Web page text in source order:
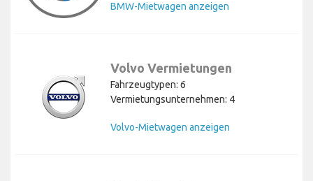
BMW-Mietwagen anzeigen
Volvo Vermietungen
Fahrzeugtypen: 6
Vermietungsunternehmen: 4
Volvo-Mietwagen anzeigen